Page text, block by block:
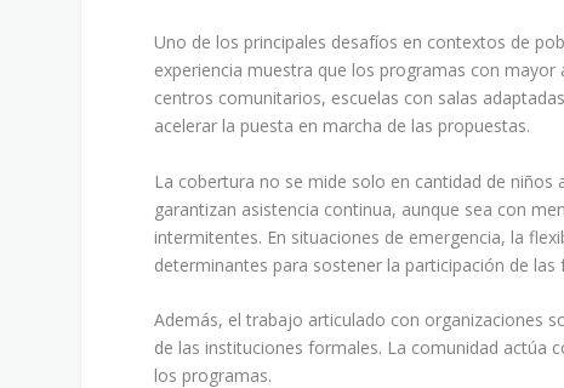
Uno de los principales desafíos en contextos de
experiencia muestra que los programas con
centros comunitarios, escuelas con salas
acelerar la puesta en marcha de las propuestas.
La cobertura no se mide solo en cantidad de
garantizan asistencia continua, aunque sea con
intermitentes. En situaciones de emergencia, la
determinantes para sostener la participación de las
Además, el trabajo articulado con organizaciones
de las instituciones formales. La comunidad actúa
los programas.